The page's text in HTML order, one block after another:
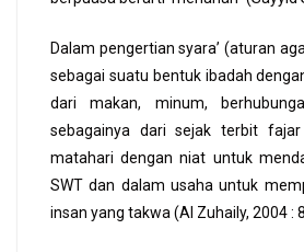
Dalam pengertian syara’ (aturan
sebagai suatu bentuk ibadah
dari makan, minum,
sebagainya dari sejak terbit
matahari dengan niat untuk
SWT dan dalam usaha untuk
insan yang takwa (Al Zuhaily, 2004 :